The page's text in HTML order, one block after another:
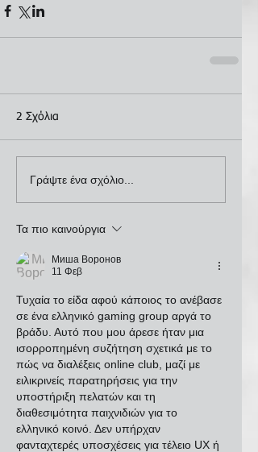
2 Σχόλια
Γράψτε ένα σχόλιο...
Τα πιο καινούργια
Миша Воронов
11 Φεβ
Τυχαία το είδα αφού κάποιος το ανέβασε
σε ένα ελληνικό gaming group αργά το
βράδυ. Αυτό που μου άρεσε ήταν μια
ισορροπημένη συζήτηση σχετικά με το
πώς να διαλέξεις online club, μαζί με
ειλικρινείς παρατηρήσεις για την
υποστήριξη πελατών και τη
διαθεσιμότητα παιχνιδιών για το
ελληνικό κοινό. Δεν υπήρχαν
φανταχτερές υποσχέσεις για τέλειο UX ή